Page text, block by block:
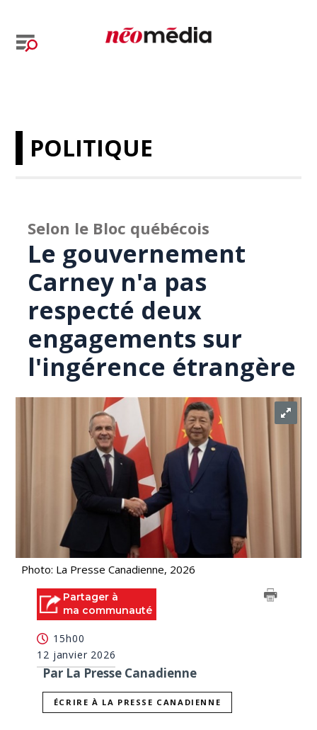
POLITIQUE
Selon le Bloc québécois
Le gouvernement
Carney n'a pas
respecté deux
engagements sur
l'ingérence étrangère
Photo: La Presse Canadienne, 2026
Partager à
ma communauté
15h00
12 janvier 2026
Par La Presse Canadienne
ÉCRIRE À LA PRESSE CANADIENNE